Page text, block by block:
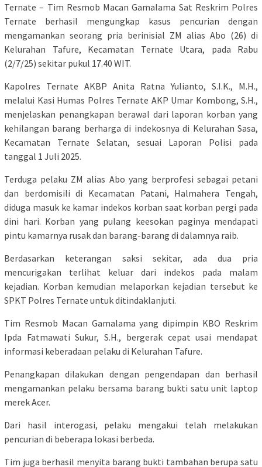
Ternate – Tim Resmob Macan Gamalama Sat Reskrim Polres
Ternate berhasil mengungkap kasus pencurian dengan
mengamankan seorang pria berinisial ZM alias Abo (26) di
Kelurahan Tafure, Kecamatan Ternate Utara, pada Rabu
(2/7/25) sekitar pukul 17.40 WIT.
Kapolres Ternate AKBP Anita Ratna Yulianto, S.I.K., M.H.,
melalui Kasi Humas Polres Ternate AKP Umar Kombong, S.H.,
menjelaskan penangkapan berawal dari laporan korban yang
kehilangan barang berharga di indekosnya di Kelurahan Sasa,
Kecamatan Ternate Selatan, sesuai Laporan Polisi pada
tanggal 1 Juli 2025.
Terduga pelaku ZM alias Abo yang berprofesi sebagai petani
dan berdomisili di Kecamatan Patani, Halmahera Tengah,
diduga masuk ke kamar indekos korban saat korban pergi pada
dini hari. Korban yang pulang keesokan paginya mendapati
pintu kamarnya rusak dan barang-barang di dalamnya raib.
Berdasarkan keterangan saksi sekitar, ada dua pria
mencurigakan terlihat keluar dari indekos pada malam
kejadian. Korban kemudian melaporkan kejadian tersebut ke
SPKT Polres Ternate untuk ditindaklanjuti.
Tim Resmob Macan Gamalama yang dipimpin KBO Reskrim
Ipda Fatmawati Sukur, S.H., bergerak cepat usai mendapat
informasi keberadaan pelaku di Kelurahan Tafure.
Penangkapan dilakukan dengan pengendapan dan berhasil
mengamankan pelaku bersama barang bukti satu unit laptop
merek Acer.
Dari hasil interogasi, pelaku mengakui telah melakukan
pencurian di beberapa lokasi berbeda.
Tim juga berhasil menyita barang bukti tambahan berupa satu